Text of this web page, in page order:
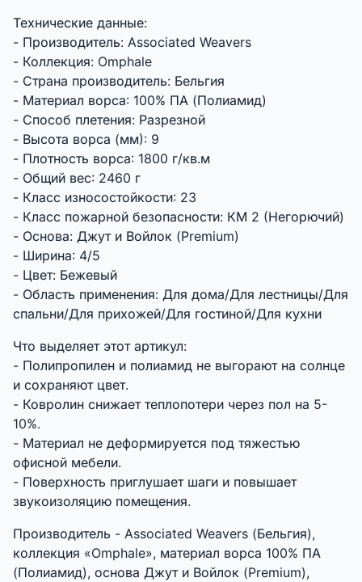
Технические данные:
- Производитель: Associated Weavers
- Коллекция: Omphale
- Страна производитель: Бельгия
- Материал ворса: 100% ПА (Полиамид)
- Способ плетения: Разрезной
- Высота ворса (мм): 9
- Плотность ворса: 1800 г/кв.м
- Общий вес: 2460 г
- Класс износостойкости: 23
- Класс пожарной безопасности: КМ 2 (Негорючий)
- Основа: Джут и Войлок (Premium)
- Ширина: 4/5
- Цвет: Бежевый
- Область применения: Для дома/Для лестницы/Для
спальни/Для прихожей/Для гостиной/Для кухни
Что выделяет этот артикул:
- Полипропилен и полиамид не выгорают на солнце
и сохраняют цвет.
- Ковролин снижает теплопотери через пол на 5-
10%.
- Материал не деформируется под тяжестью
офисной мебели.
- Поверхность приглушает шаги и повышает
звукоизоляцию помещения.
Производитель - Associated Weavers (Бельгия),
коллекция «Omphale», материал ворса 100% ПА
(Полиамид), основа Джут и Войлок (Premium),